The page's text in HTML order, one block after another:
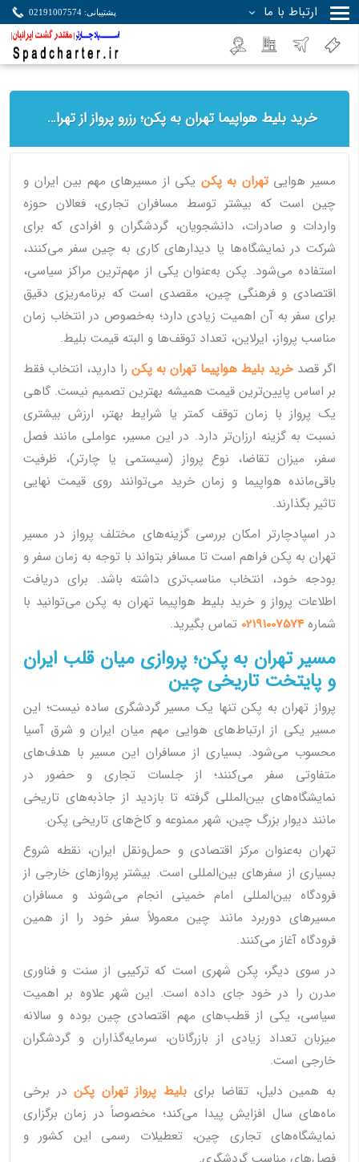
ارتباط با ما پشتیبانی: 02191007574
خرید بلیط هواپیما تهران به پکن؛ رزرو پرواز از تهران به پایتخت چین با بهترین انتخاب
مسیر هواییتهران به پکن یکی از مسیرهای مهم بین ایران و
چین است که بیشتر توسط مسافران تجاری، فعالان حوزه
واردات و صادرات، دانشجویان، گردشگران و افرادی که برای
شرکت در نمایشگاه‌ها یا دیدارهای کاری به چین سفر می‌کنند،
استفاده می‌شود. پکن به‌عنوان یکی از مهم‌ترین مراکز سیاسی،
اقتصادی و فرهنگی چین، مقصدی است که برنامه‌ریزی دقیق
برای سفر به آن اهمیت زیادی دارد؛ به‌خصوص در انتخاب زمان
مناسب پرواز، ایرلاین، تعداد توقف‌ها و البته قیمت بلیط.
اگر قصد خرید بلیط هواپیما تهران به پکن را دارید، انتخاب فقط
بر اساس پایین‌ترین قیمت همیشه بهترین تصمیم نیست. گاهی
یک پرواز با زمان توقف کمتر یا شرایط بهتر، ارزش بیشتری
نسبت به گزینه ارزان‌تر دارد. در این مسیر، عواملی مانند فصل
سفر، میزان تقاضا، نوع پرواز (سیستمی یا چارتر)، ظرفیت
باقی‌مانده هواپیما و زمان خرید می‌توانند روی قیمت نهایی
تاثیر بگذارند.
در اسپادچارتر امکان بررسی گزینه‌های مختلف پرواز در مسیر
تهران به پکن فراهم است تا مسافر بتواند با توجه به زمان سفر و
بودجه خود، انتخاب مناسب‌تری داشته باشد. برای دریافت
اطلاعات پرواز و خرید بلیط هواپیما تهران به پکن می‌توانید با
شماره 02191007574 تماس بگیرید.
مسیر تهران به پکن؛ پروازی میان قلب ایران
و پایتخت تاریخی چین
پرواز تهران به پکن تنها یک مسیر گردشگری ساده نیست؛ این
مسیر یکی از ارتباط‌های هوایی مهم میان ایران و شرق آسیا
محسوب می‌شود. بسیاری از مسافران این مسیر با هدف‌های
متفاوتی سفر می‌کنند؛ از جلسات تجاری و حضور در
نمایشگاه‌های بین‌المللی گرفته تا بازدید از جاذبه‌های تاریخی
مانند دیوار بزرگ چین، شهر ممنوعه و کاخ‌های تاریخی پکن.
تهران به‌عنوان مرکز اقتصادی و حمل‌ونقل ایران، نقطه شروع
بسیاری از سفرهای بین‌المللی است. بیشتر پروازهای خارجی از
فرودگاه بین‌المللی امام خمینی انجام می‌شوند و مسافران
مسیرهای دوربرد مانند چین معمولاً سفر خود را از همین
فرودگاه آغاز می‌کنند.
در سوی دیگر، پکن شهری است که ترکیبی از سنت و فناوری
مدرن را در خود جای داده است. این شهر علاوه بر اهمیت
سیاسی، یکی از قطب‌های مهم اقتصادی چین بوده و سالانه
میزبان تعداد زیادی از بازرگانان، سرمایه‌گذاران و گردشگران
خارجی است.
به همین دلیل، تقاضا برای بلیط پرواز تهران پکندر برخی
ماه‌های سال افزایش پیدا می‌کند؛ مخصوصاً در زمان برگزاری
نمایشگاه‌های تجاری چین، تعطیلات رسمی این کشور و